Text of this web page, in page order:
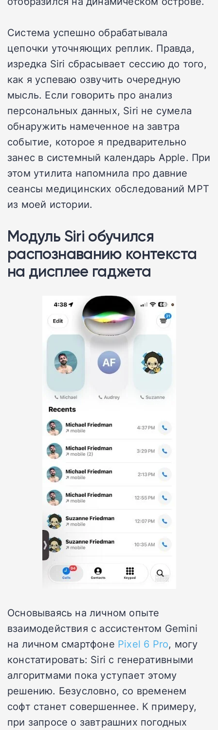
Система успешно обрабатывала
цепочки уточняющих реплик. Правда,
изредка Siri сбрасывает сессию до того,
как я успеваю озвучить очередную
мысль. Если говорить про анализ
персональных данных, Siri не сумела
обнаружить намеченное на завтра
событие, которое я предварительно
занес в системный календарь Apple. При
этом утилита напомнила про давние
сеансы медицинских обследований МРТ
из моей истории.
Модуль Siri обучился
распознаванию контекста
на дисплее гаджета
Основываясь на личном опыте
взаимодействия с ассистентом Gemini
на личном смартфоне Pixel 6 Pro, могу
констатировать: Siri с генеративными
алгоритмами пока уступает этому
решению. Безусловно, со временем
софт станет совершеннее. К примеру,
при запросе о завтрашних погодных